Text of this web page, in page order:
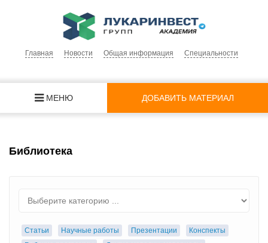
Главная Новости Общая информация Специальности
МЕНЮ ДОБАВИТЬ МАТЕРИАЛ
Библиотека
Статьи Научные работы Презентации
Конспекты